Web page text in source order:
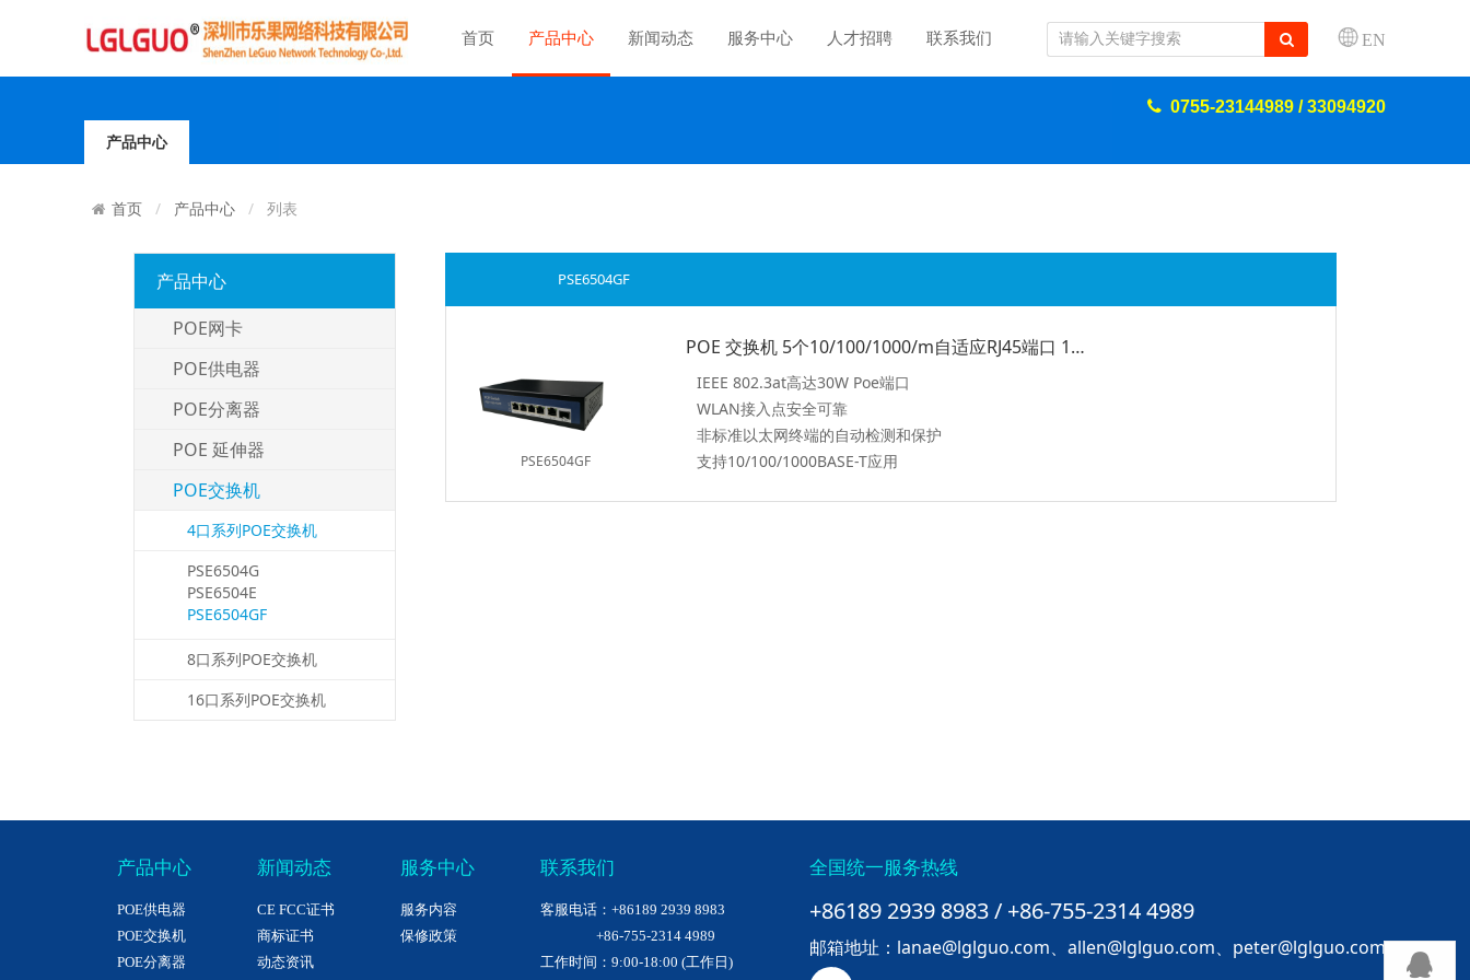
首页 产品中心 新闻动态 服务中心 人才招聘 联系我们 EN
产品中心
0755-23144989 / 33094920
首页 产品中心 列表
产品中心
POE网卡
POE供电器
POE分离器
POE 延伸器
POE交换机
4口系列POE交换机
PSE6504G
PSE6504E
PSE6504GF
8口系列POE交换机
16口系列POE交换机
PSE6504GF
PSE6504GF
POE 交换机 5个10/100/1000/m自适应RJ45端口 1个10/100/100m SFP
IEEE 802.3at高达30W Poe端口
WLAN接入点安全可靠
非标准以太网终端的自动检测和保护
支持10/100/1000BASE-T应用
产品中心
POE供电器
POE交换机
POE分离器
新闻动态
CE FCC证书
商标证书
动态资讯
服务中心
服务内容
保修政策
联系我们
客服电话：+86189 2939 8983
+86-755-2314 4989
工作时间：9:00-18:00 (工作日)
全国统一服务热线
+86189 2939 8983 / +86-755-2314 4989
邮箱地址：lanae@lglguo.com、allen@lglguo.com、peter@lglguo.com